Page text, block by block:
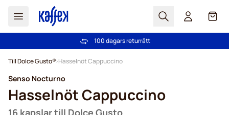
Sök Cart
Fri frakt över 499 kr
100 dagars returrätt
Till Dolce Gusto® Hasselnöt Cappuccino
Senso Nocturno
Hasselnöt Cappuccino
16 kapslar till Dolce Gusto